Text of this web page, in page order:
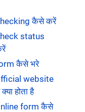
कैसे करें
status
कैसे भरे
website
होता है
form कैसे